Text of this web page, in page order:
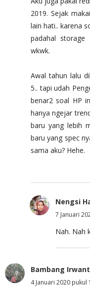
2019. Sejak
lain hati.. karena
padahal storage
wkwk.
Awal tahun lalu
5.. tapi udah
benar2 soal HP
hanya ngejar
baru yang lebih
baru yang spec
sama aku? Hehe.
Nengsi
7 Januari
Nah. Nah
Bambang
4 Januari 2020 pukul